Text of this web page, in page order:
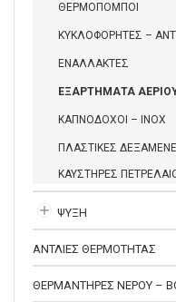
ΘΕΡΜΟΠΟΜΠΟΙ
ΚΥΚΛΟΦΟΡΗΤΕΣ –
ΕΝΑΛΛΑΚΤΕΣ
ΕΞΑΡΤΗΜΑΤΑ
ΚΑΠΝΟΔΟΧΟΙ – INOX
ΠΛΑΣΤΙΚΕΣ
ΚΑΥΣΤΗΡΕΣ
ΨΥΞΗ
ΑΝΤΛΙΕΣ ΘΕΡΜΟΤΗΤΑΣ
ΘΕΡΜΑΝΤΗΡΕΣ ΝΕΡΟΥ –